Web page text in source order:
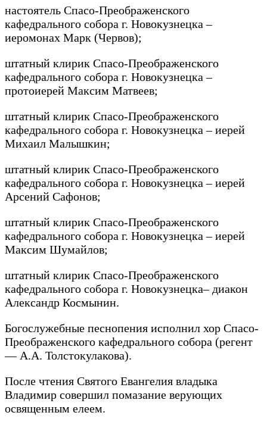
настоятель Спасо-Преображенского
кафедрального собора г. Новокузнецка –
иеромонах Марк (Червов);
штатный клирик Спасо-Преображенского
кафедрального собора г. Новокузнецка –
протоиерей Максим Матвеев;
штатный клирик Спасо-Преображенского
кафедрального собора г. Новокузнецка – иерей
Михаил Малышкин;
штатный клирик Спасо-Преображенского
кафедрального собора г. Новокузнецка – иерей
Арсений Сафонов;
штатный клирик Спасо-Преображенского
кафедрального собора г. Новокузнецка – иерей
Максим Шумайлов;
штатный клирик Спасо-Преображенского
кафедрального собора г. Новокузнецка– диакон
Александр Космынин.
Богослужебные песнопения исполнил хор Спасо-
Преображенского кафедрального собора (регент
— А.А. Толстокулакова).
После чтения Святого Евангелия владыка
Владимир совершил помазание верующих
освященным елеем.